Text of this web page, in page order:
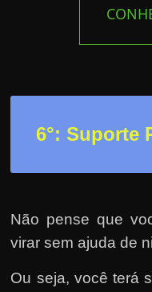
6°: Suporte
Não pense que
virar sem ajuda de
Ou seja, você terá